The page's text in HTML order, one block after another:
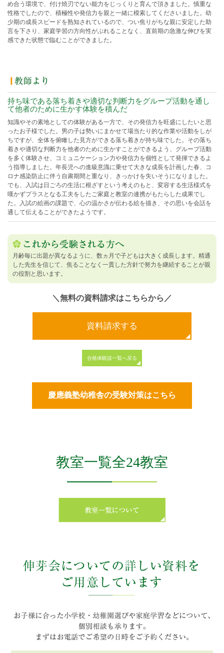
め合う環境で、付け焼刃でない能力をじっくりと育んで頂きました。慎重な
性格でしたので、積極性や発信力を親と一緒に模索してくださいました。幼
少期の成長スピードを熟知されているので、つい焦りがちな親に安定した助
言を下さり、家庭学習の方向性がぶれることなく、直前期の急激な伸びを実
感できた状態で臨むことができました。
持ち味である落ち着きや適切な判断力をグループ活動を通し
て他者のために生かす体験を積んだ
知識やその素地としての体験がある一方で、その発信力を旺盛にしたいと思
ったお子様でした。男の子は勢いにまかせて場当たり的な作業や活動をしが
ちですが、全体を俯瞰した見方ができる落ち着きが持ち味でした。その落ち
着きや適切な判断力を他者のために生かすことができるよう、グループ活動
を多く体験させ、コミュニケーション力や発信力を個性として発揮できるよ
う指導しました。年長児への進級意識に乗せて大きな成長を計画した春、コ
ロナ感染防止に伴う自粛期間と重なり、きっかけを失いそうになりました。
でも、入試は日ごろの生活に根ざすという考えのもと、変容する生活様式を
嘆かずプラスとなる工夫をしたご家庭と教室の連携がもたらした成果でし
た。入試の絵画の課題で、心の温かさが伝わる絵を描き、その思いを会話を
通して伝えることができたようです。
月齢毎に出題が異なるように、数ヵ月で子どもは大きく成長します。精通
した先生を信じて、焦ることなく一貫した方針で努力を継続することが親
の役割と思います。
＼無料の資料請求はこちらから／
資料請求する
合格体験談一覧へ戻る
慶應義塾幼稚舎の受験対策はこちら
教室一覧全24教室